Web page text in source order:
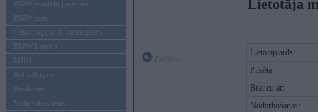
BMW modeļu jaunumi
BMW testi
Tehnoloģijas & sasniegumi
BMW Latvijā
MINI
Rolls-Royce
Pasākumi
Vadāmības tests
Lietotāja
Lietotājvārds:
Pilsēta:
Braucu ar:
Nodarbošanās: